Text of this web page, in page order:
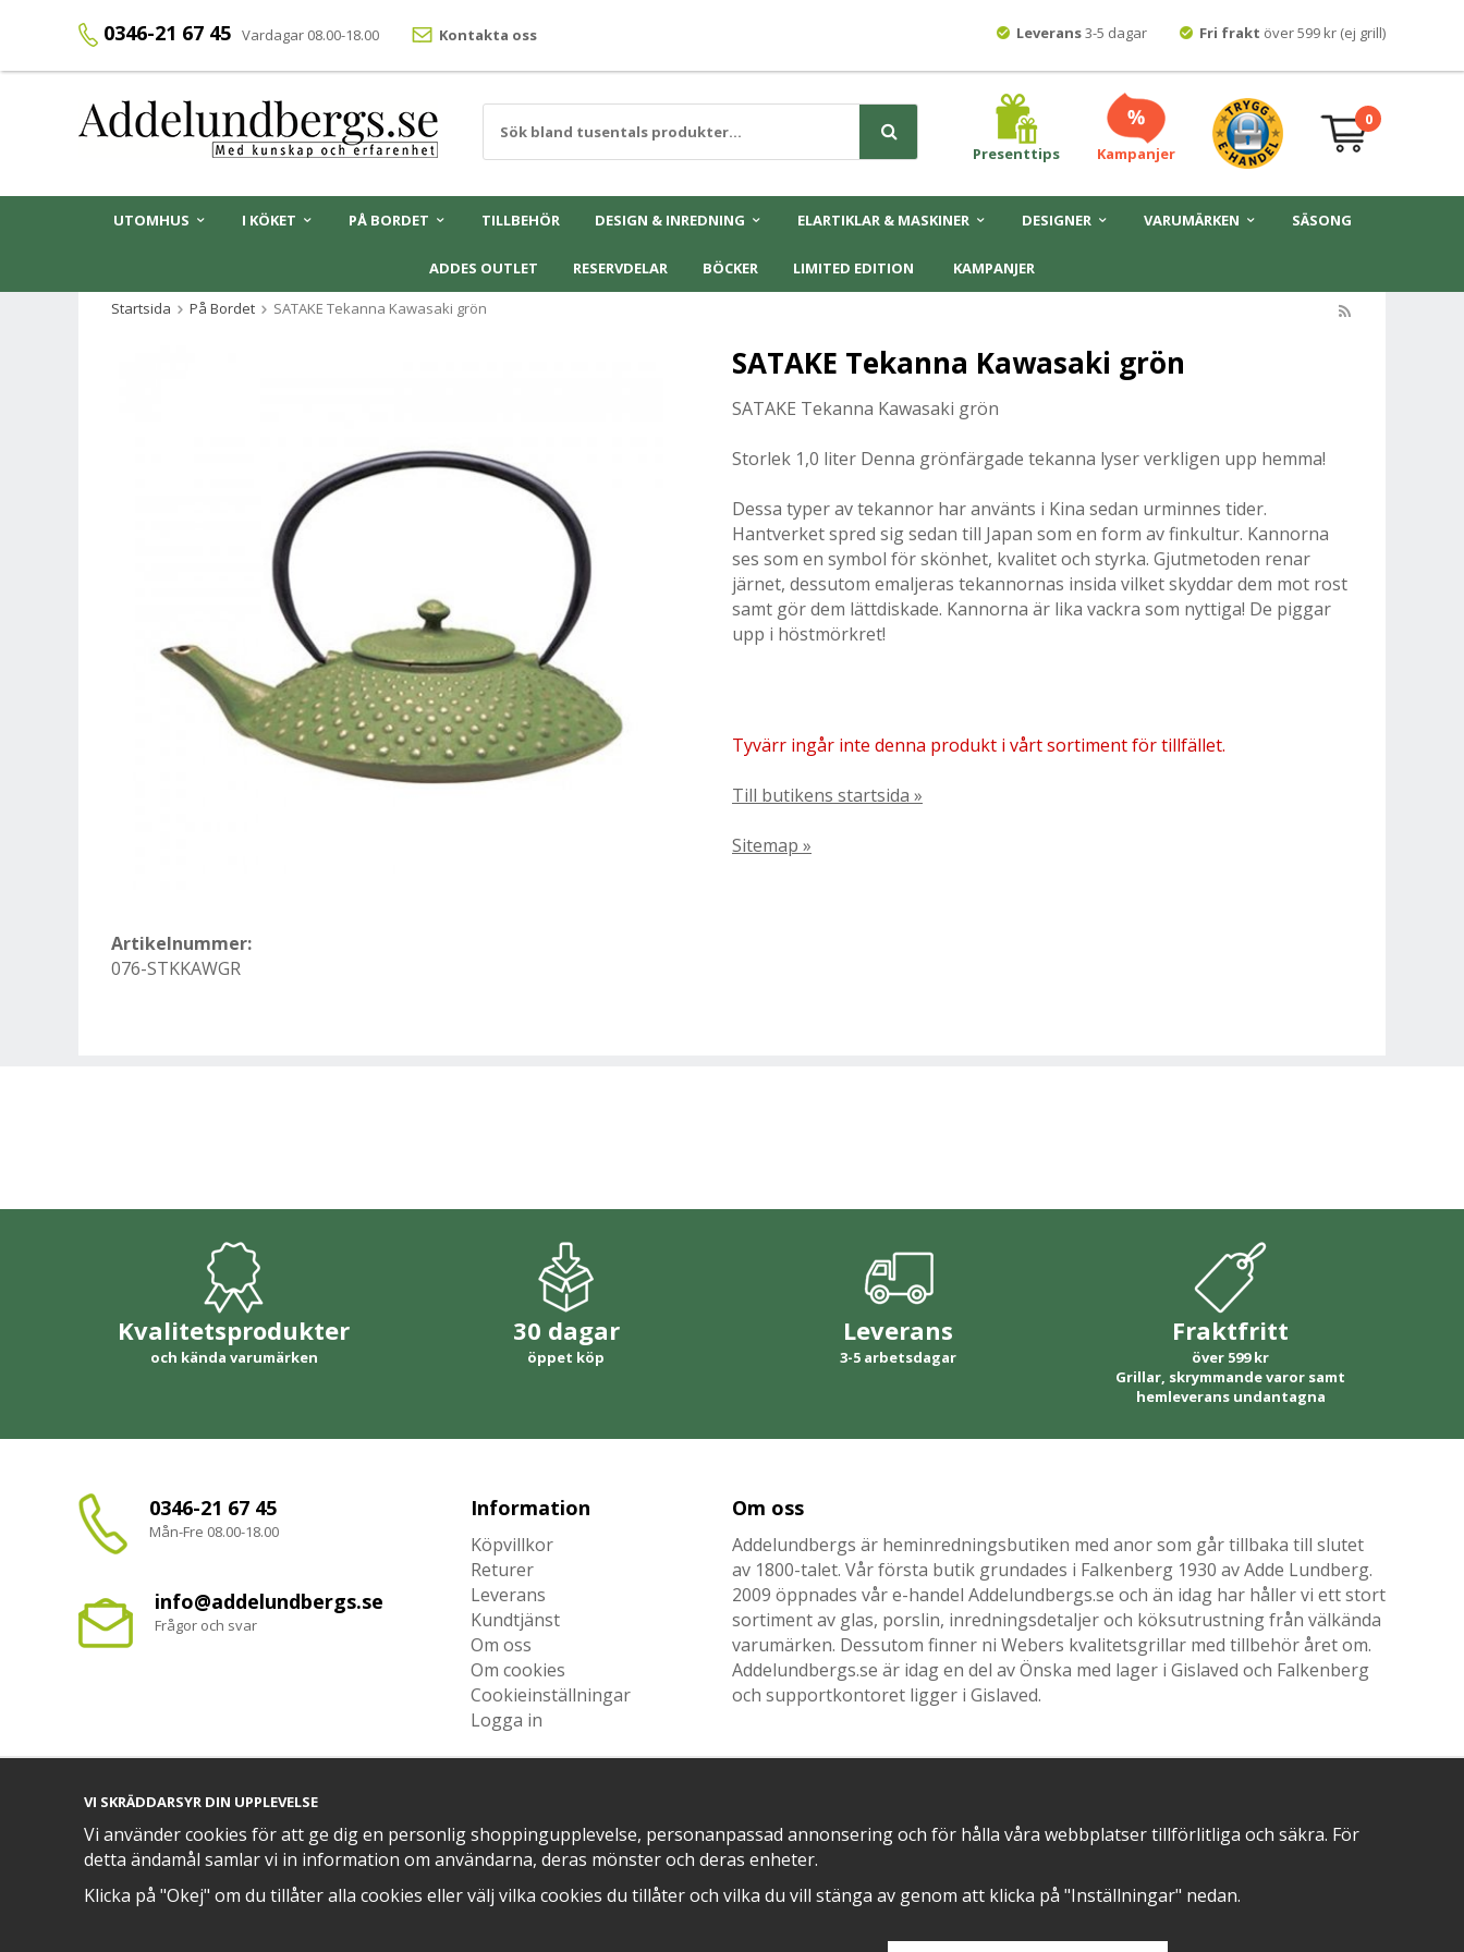
0346-21 67 45 Vardagar 08.00-18.00 Kontakta oss Leverans3-5 dagar Fri frakt över 599 kr (ej grill)
Presenttips Kampanjer
0
UTOMHUS I KÖKET PÅ BORDET TILLBEHÖR DESIGN & INREDNING ELARTIKLAR & MASKINER DESIGNER VARUMÄRKEN SÄSONG
ADDES OUTLET RESERVDELAR BÖCKER LIMITED EDITION KAMPANJER
Startsida På Bordet SATAKE Tekanna Kawasaki grön
SATAKE Tekanna Kawasaki grön
SATAKE Tekanna Kawasaki grön
Storlek 1,0 liter Denna grönfärgade tekanna lyser verkligen upp hemma!
Dessa typer av tekannor har använts i Kina sedan urminnes tider.
Hantverket spred sig sedan till Japan som en form av finkultur. Kannorna
ses som en symbol för skönhet, kvalitet och styrka. Gjutmetoden renar
järnet, dessutom emaljeras tekannornas insida vilket skyddar dem mot rost
samt gör dem lättdiskade. Kannorna är lika vackra som nyttiga! De piggar
upp i höstmörkret!
Tyvärr ingår inte denna produkt i vårt sortiment för tillfället.
Till butikens startsida »
Sitemap »
Artikelnummer:
076-STKKAWGR
Kvalitetsprodukter
och kända varumärken
30 dagar
öppet köp
Leverans
3-5 arbetsdagar
Fraktfritt
över 599 kr
Grillar, skrymmande varor samt
hemleverans undantagna
0346-21 67 45
Mån-Fre 08.00-18.00
info@addelundbergs.se
Frågor och svar
Information
Köpvillkor
Returer
Leverans
Kundtjänst
Om oss
Om cookies
Cookieinställningar
Logga in
Om oss
Addelundbergs är heminredningsbutiken med anor som går tillbaka till slutet
av 1800-talet. Vår första butik grundades i Falkenberg 1930 av Adde Lundberg.
2009 öppnades vår e-handel Addelundbergs.se och än idag har håller vi ett stort
sortiment av glas, porslin, inredningsdetaljer och köksutrustning från välkända
varumärken. Dessutom finner ni Webers kvalitetsgrillar med tillbehör året om.
Addelundbergs.se är idag en del av Önska med lager i Gislaved och Falkenberg
och supportkontoret ligger i Gislaved.
TRYGG BETALNING MED​ SNABB LEVERANS MED EN DEL AV POSITIVA OMDÖMEN PÅ
VI SKRÄDDARSYR DIN UPPLEVELSE
Vi använder cookies för att ge dig en personlig shoppingupplevelse, personanpassad annonsering och för hålla våra webbplatser tillförlitliga och säkra. För
detta ändamål samlar vi in information om användarna, deras mönster och deras enheter.
Klicka på "Okej" om du tillåter alla cookies eller välj vilka cookies du tillåter och vilka du vill stänga av genom att klicka på "Inställningar" nedan.